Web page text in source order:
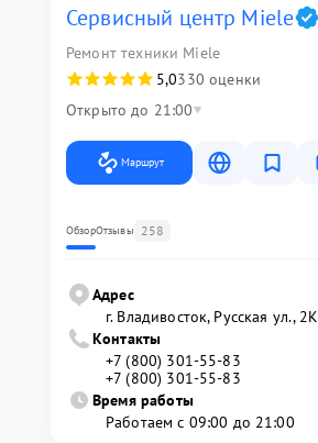
Сервисный центр Miele
Ремонт техники Miele
5,0330 оценки
Открыто до 21:00
Маршрут
ОбзорОтзывы 258
Адрес
г. Владивосток, Русская ул., 2К
Контакты
+7 (800) 301-55-83
+7 (800) 301-55-83
Время работы
Работаем с 09:00 до 21:00